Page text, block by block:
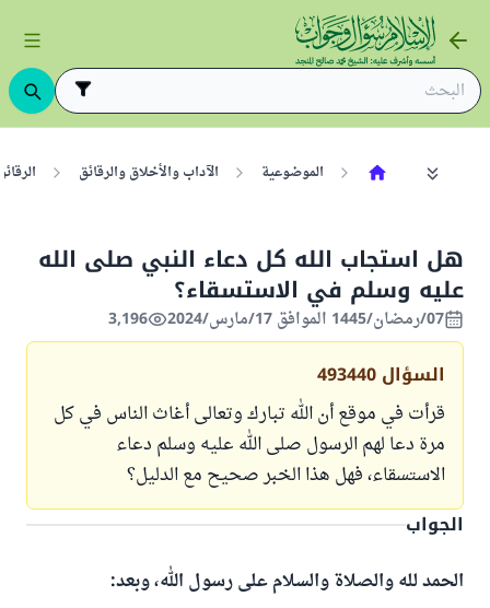
الموضوعية الآداب والأخلاق والرقائق
هل استجاب الله كل دعاء النبي صلى الله
عليه وسلم في الاستسقاء؟
07/رمضان/1445 الموافق 17/مارس/2024 3,196
السؤال 493440
قرأت في موقع أن الله تبارك وتعالى أغاث الناس في كل
مرة دعا لهم الرسول صلى الله عليه وسلم دعاء
الاستسقاء، فهل هذا الخبر صحيح مع الدليل؟
الجواب
الحمد لله والصلاة والسلام على رسول الله، وبعد: